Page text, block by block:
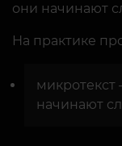
они начинают
На практике
микротекст
начинают